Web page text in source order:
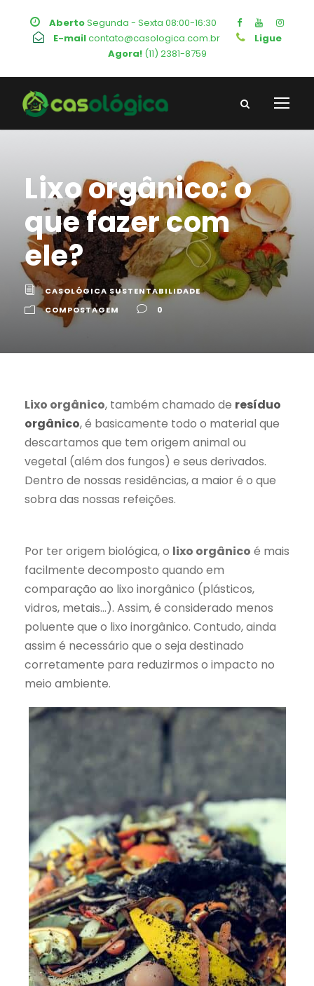
AbertoSegunda - Sexta 08:00-16:30
E-mailcontato@casologica.com.br
Ligue
Agora!(11) 2381-8759
Lixo orgânico: o
que fazer com
ele?
CASOLÓGICA SUSTENTABILIDADE
COMPOSTAGEM
0
Lixo orgânico, também chamado de resíduo
orgânico, é basicamente todo o material que
descartamos que tem origem animal ou
vegetal (além dos fungos) e seus derivados.
Dentro de nossas residências, a maior é o que
sobra das nossas refeições.
Por ter origem biológica, o lixo orgânico é mais
facilmente decomposto quando em
comparação ao lixo inorgânico (plásticos,
vidros, metais…). Assim, é considerado menos
poluente que o lixo inorgânico. Contudo, ainda
assim é necessário que o seja destinado
corretamente para reduzirmos o impacto no
meio ambiente.